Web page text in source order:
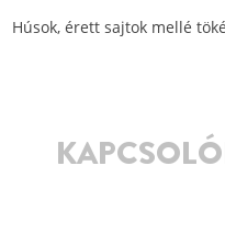
Húsok, érett sajtok mellé